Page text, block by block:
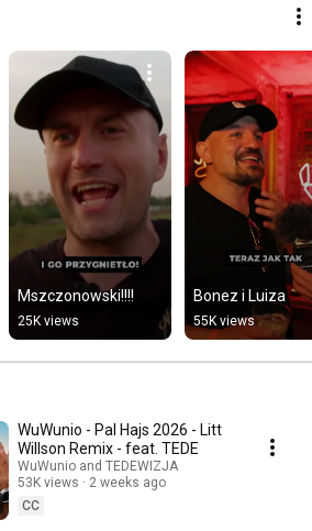
Mszczonowski!!!!
25K views
Bonez i Luiza
55K views
WuWunio - Pal Hajs 2026 - Litt
Willson Remix - feat. TEDE
WuWunio and TEDEWIZJA
53K views
2 weeks ago
CC